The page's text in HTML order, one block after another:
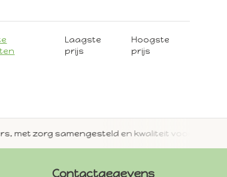
Laagste
prijs
Hoogste
prijs
zorg samengesteld en kwaliteit voorop.
Contactgegevens